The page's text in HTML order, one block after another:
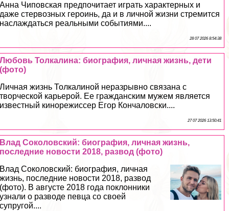
Анна Чиповская предпочитает играть хаpaктерных и
даже стepвозных героинь, да и в личной жизни стремится
наслаждаться реальными событиями....
28 07 2026 8:54:38
Любовь Толкалина: биография, личная жизнь, дети
(фото)
Личная жизнь Толкалиной неразрывно связана с
творческой карьерой. Ее гражданским мужем является
известный кинорежиссер Егор Кончаловски....
27 07 2026 13:50:41
Влад Соколовский: биография, личная жизнь,
последние новости 2018, развод (фото)
Влад Соколовский: биография, личная
жизнь, последние новости 2018, развод
(фото). В августе 2018 года поклонники
узнали о разводе певца со своей
супругой....